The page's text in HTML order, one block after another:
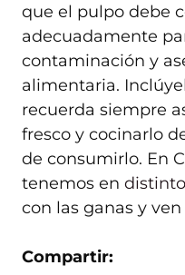
que el pulpo debe
adecuadamente
contaminación y
alimentaria.
recuerda siempre
fresco y cocinarlo
de consumirlo. En
tenemos en
con las ganas y
Compartir: